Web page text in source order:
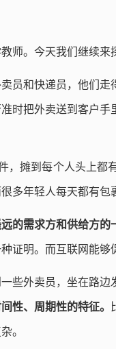
师。今天我们继续来
员和快递员，他们
时把外卖送到客户
，摊到每个人头上
多年轻人每天都有包
的需求方和供给方的
证明。而互联网能够
些外卖员，坐在路
性、周期性的特征。
。